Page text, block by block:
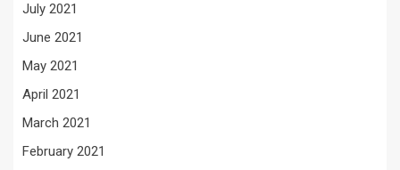
July 2021
June 2021
May 2021
April 2021
March 2021
February 2021